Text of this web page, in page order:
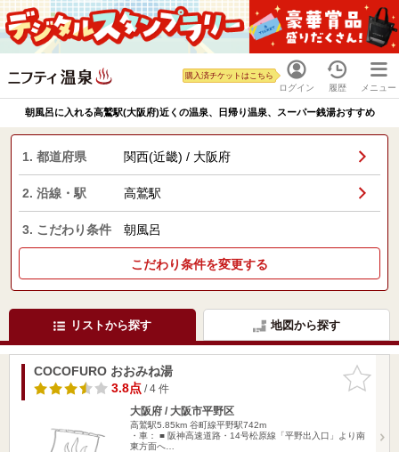
ログイン
購入済チケットはこちら
履歴 メニュー
朝風呂に入れる高鷲駅(大阪府)近くの温泉、日帰り温泉、スーパー銭湯おすすめ
1. 都道府県 関西(近畿) / 大阪府
2. 沿線・駅 高鷲駅
3. こだわり条件 朝風呂
こだわり条件を変更する
リストから探す 地図から探す
お気に入
りに追加
COCOFURO おおみね湯
3.8点/ 4 件
大阪府 / 大阪市平野区
高鷲駅5.85km 谷町線平野駅742m
・車： ■ 阪神高速道路・14号松原線「平野出入口」より南
東方面へ…